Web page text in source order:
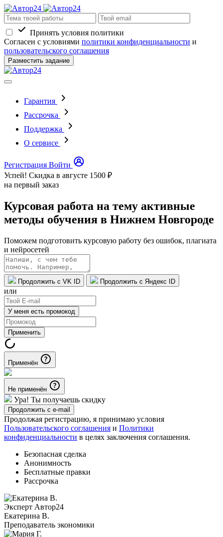
Принять условия политики
Согласен с условиями политики конфиденциальности и
пользовательского соглашения
Разместить задание
Гарантия
Рассрочка
Поддержка
О сервисе
Регистрация Войти
Успей! Скидка в августе 1500 ₽
на первый заказ
Курсовая работа на тему активные
методы обучения в Нижнем Новгороде
Поможем подготовить курсовую работу без ошибок, плагиата
и нейросетей
Продолжить с VK ID Продолжить с Яндекс ID
или
У меня есть промокод
Применить
Применён
Не применён
Ура! Ты получаешь скидку
Продолжить с e-mail
Продолжая регистрацию, я принимаю условия
Пользовательского соглашения и Политики
конфиденциальности в целях заключения соглашения.
Безопасная сделка
Анонимность
Бесплатные правки
Рассрочка
Эксперт Автор24
Екатерина B.
Преподаватель экономики